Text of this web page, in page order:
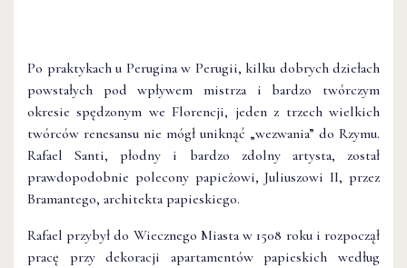
Po praktykach u Perugina w Perugii, kilku dobrych dziełach
powstałych pod wpływem mistrza i bardzo twórczym
okresie spędzonym we Florencji, jeden z trzech wielkich
twórców renesansu nie mógł uniknąć „wezwania” do Rzymu.
Rafael Santi, płodny i bardzo zdolny artysta, został
prawdopodobnie polecony papieżowi, Juliuszowi II, przez
Bramantego, architekta papieskiego.
Rafael przybył do Wiecznego Miasta w 1508 roku i rozpoczął
pracę przy dekoracji apartamentów papieskich według